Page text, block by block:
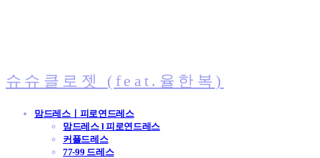
슈슈클로젯 (feat.율한복)
맘드레스ㅣ피로연드레스
맘드레스 l 피로연드레스
커플드레스
77-99 드레스